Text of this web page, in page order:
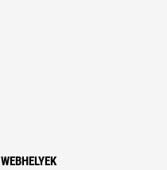
WEBHELYEK